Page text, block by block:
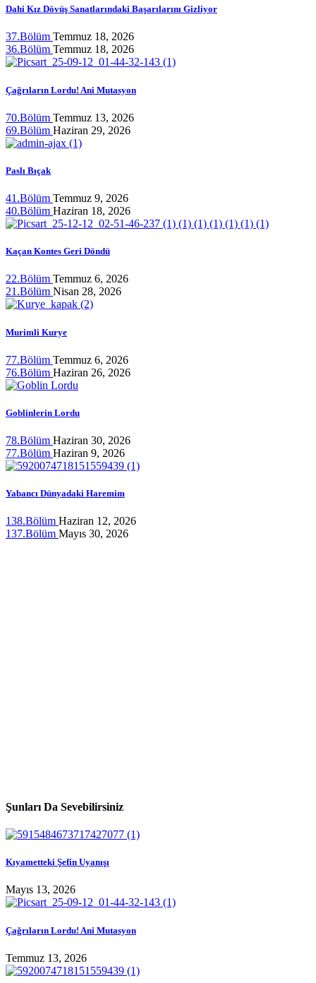
Dahi Kız Dövüş Sanatlarındaki Başarılarını Gizliyor
37.Bölüm Temmuz 18, 2026
36.Bölüm Temmuz 18, 2026
Çağrıların Lordu! Ani Mutasyon
70.Bölüm Temmuz 13, 2026
69.Bölüm Haziran 29, 2026
Paslı Bıçak
41.Bölüm Temmuz 9, 2026
40.Bölüm Haziran 18, 2026
Kaçan Kontes Geri Döndü
22.Bölüm Temmuz 6, 2026
21.Bölüm Nisan 28, 2026
Murimli Kurye
77.Bölüm Temmuz 6, 2026
76.Bölüm Haziran 26, 2026
Goblinlerin Lordu
78.Bölüm Haziran 30, 2026
77.Bölüm Haziran 9, 2026
Yabancı Dünyadaki Haremim
138.Bölüm Haziran 12, 2026
137.Bölüm Mayıs 30, 2026
Şunları Da Sevebilirsiniz
Kıyametteki Şefin Uyanışı
Mayıs 13, 2026
Çağrıların Lordu! Ani Mutasyon
Temmuz 13, 2026